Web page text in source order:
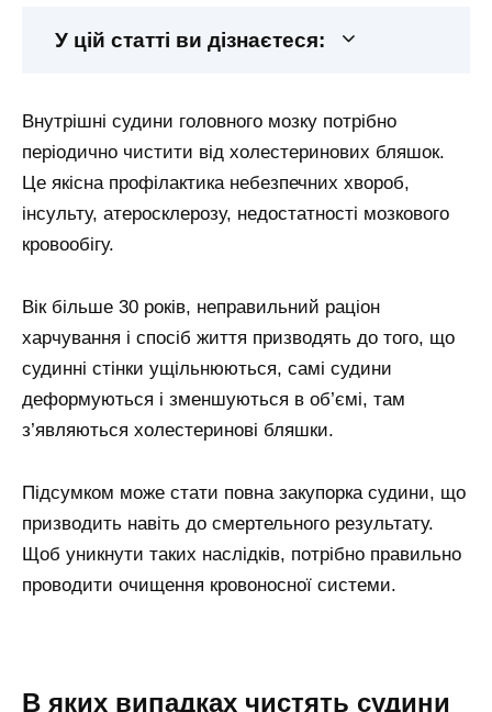
У цій статті ви дізнаєтеся:
Внутрішні судини головного мозку потрібно
періодично чистити від холестеринових бляшок.
Це якісна профілактика небезпечних хвороб,
інсульту, атеросклерозу, недостатності мозкового
кровообігу.
Вік більше 30 років, неправильний раціон
харчування і спосіб життя призводять до того, що
судинні стінки ущільнюються, самі судини
деформуються і зменшуються в об’ємі, там
з’являються холестеринові бляшки.
Підсумком може стати повна закупорка судини, що
призводить навіть до смертельного результату.
Щоб уникнути таких наслідків, потрібно правильно
проводити очищення кровоносної системи.
В яких випадках чистять судини